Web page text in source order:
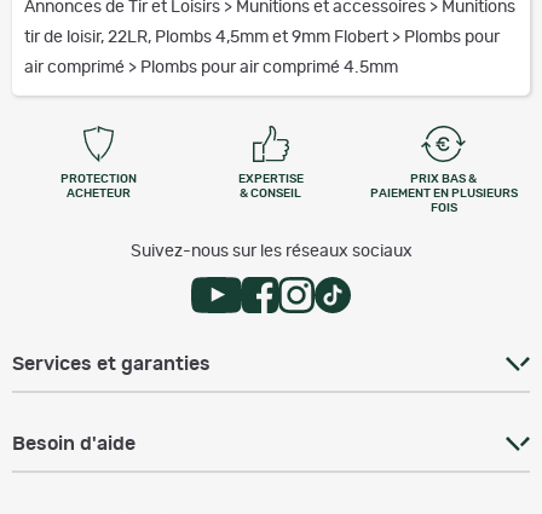
Annonces de Tir et Loisirs > Munitions et accessoires > Munitions
tir de loisir, 22LR, Plombs 4,5mm et 9mm Flobert > Plombs pour
air comprimé > Plombs pour air comprimé 4.5mm
PROTECTION
ACHETEUR
EXPERTISE
& CONSEIL
PRIX BAS &
PAIEMENT EN PLUSIEURS
FOIS
Suivez-nous sur les réseaux sociaux
Services et garanties
Besoin d'aide